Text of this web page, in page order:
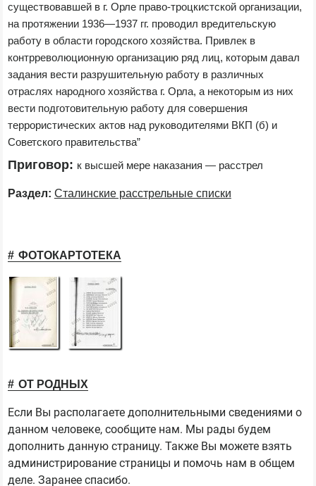
существовавшей в г. Орле право-троцкистской организации,
на протяжении 1936—1937 гг. проводил вредительскую
работу в области городского хозяйства. Привлек в
контрреволюционную организацию ряд лиц, которым давал
задания вести разрушительную работу в различных
отраслях народного хозяйства г. Орла, а некоторым из них
вести подготовительную работу для совершения
террористических актов над руководителями ВКП (б) и
Советского правительства”
Приговор: к высшей мере наказания — расстрел
Раздел: Сталинские расстрельные списки
ФОТОКАРТОТЕКА
ОТ РОДНЫХ
Если Вы располагаете дополнительными сведениями о
данном человеке, сообщите нам. Мы рады будем
дополнить данную страницу. Также Вы можете взять
администрирование страницы и помочь нам в общем
деле. Заранее спасибо.